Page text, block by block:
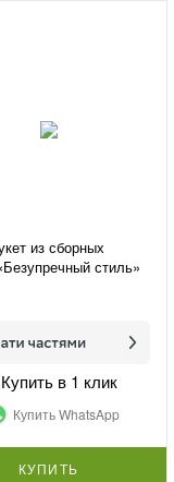
из сборных
стиль»
Купить в 1 клик
Купить WhatsApp
КУПИТЬ